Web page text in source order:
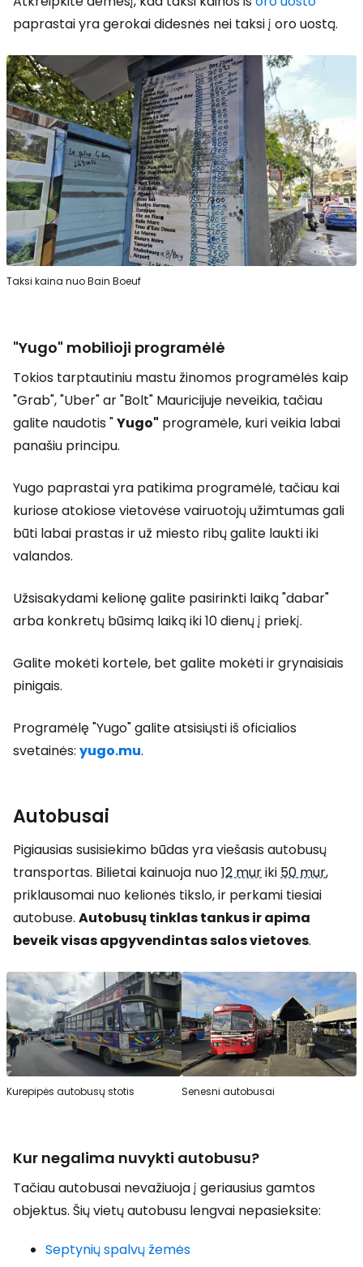
paprastai yra gerokai didesnės nei taksi į oro uostą.
Taksi kaina nuo Bain Boeuf
"Yugo" mobilioji programėlė
Tokios tarptautiniu mastu žinomos programėlės kaip
"Grab", "Uber" ar "Bolt" Mauricijuje neveikia, tačiau
galite naudotis "Yugo" programėle, kuri veikia labai
panašiu principu.
Yugo paprastai yra patikima programėlė, tačiau kai
kuriose atokiose vietovėse vairuotojų užimtumas gali
būti labai prastas ir už miesto ribų galite laukti iki
valandos.
Užsisakydami kelionę galite pasirinkti laiką "dabar"
arba konkretų būsimą laiką iki 10 dienų į priekį.
Galite mokėti kortele, bet galite mokėti ir grynaisiais
pinigais.
Programėlę "Yugo" galite atsisiųsti iš oficialios
svetainės: yugo.mu.
Autobusai
Pigiausias susisiekimo būdas yra viešasis autobusų
transportas. Bilietai kainuoja nuo12 muriki 50 mur,
priklausomai nuo kelionės tikslo, ir perkami tiesiai
autobuse. Autobusų tinklas tankus ir apima
beveik visas apgyvendintas salos vietoves.
Kurepipės autobusų stotis Senesni autobusai
Kur negalima nuvykti autobusu?
Tačiau autobusai nevažiuoja į geriausius gamtos
objektus. Šių vietų autobusu lengvai nepasieksite:
Septynių spalvų žemės